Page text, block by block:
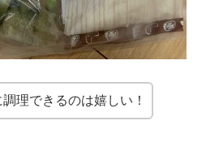
理できるのは嬉しい！